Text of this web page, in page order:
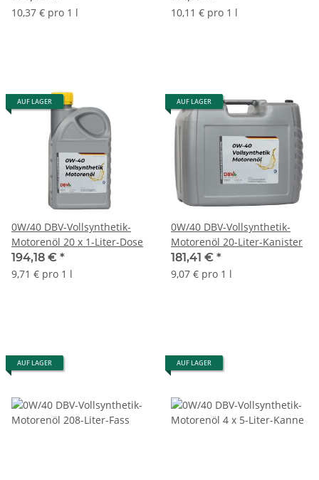
10,37 € pro 1 l
10,11 € pro 1 l
AUF LAGER
0W/40 DBV-Vollsynthetik-
Motorenöl 20 x 1-Liter-Dose
194,18 € *
9,71 € pro 1 l
AUF LAGER
0W/40 DBV-Vollsynthetik-
Motorenöl 20-Liter-Kanister
181,41 € *
9,07 € pro 1 l
AUF LAGER AUF LAGER